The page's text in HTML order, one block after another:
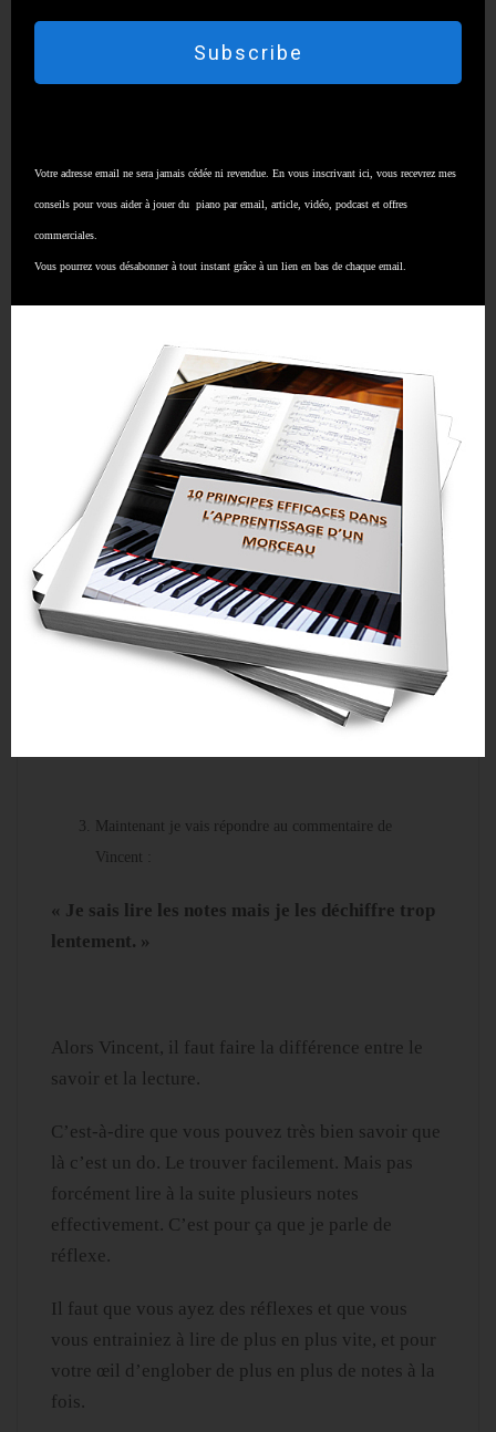
compréhension arrive et là vous pouvez jouer.
Vous êtes en décalage.
Vision du clavier
de lire, il faut que vous développiez une vision de
votre clavier pendant que vous jouez.
C’est-à-dire que vous lisez la note mais en même
temps vous visualisez à quel endroit ça va devoir
se jouer.
Ça, on s’entraine en fermant les yeux, en
visualisant votre clavier.
Arrivez-vous à voir votre clavier en sa globalité ?
Arrivez-vous à voir des parties ?
Et dans un deuxième temps, est-ce que, quand vous
lisez, vous pouvez voir la touche en question ?
Maintenant je vais répondre au commentaire de
Vincent :
« Je sais lire les notes mais je les déchiffre trop
lentement. »
Alors Vincent, il faut faire la différence entre le
savoir et la lecture.
C’est-à-dire que vous pouvez très bien savoir que
là c’est un do. Le trouver facilement. Mais pas
forcément lire à la suite plusieurs notes
effectivement. C’est pour ça que je parle de
réflexe.
Il faut que vous ayez des réflexes et que vous
vous entrainiez à lire de plus en plus vite, et pour
votre œil d’englober de plus en plus de notes à la
fois.
Subscribe
Votre adresse email ne sera jamais cédée ni revendue. En vous inscrivant ici, vous recevrez mes
conseils pour vous aider à jouer du piano par email, article, vidéo, podcast et offres
commerciales.
Vous pourrez vous désabonner à tout instant grâce à un lien en bas de chaque email.